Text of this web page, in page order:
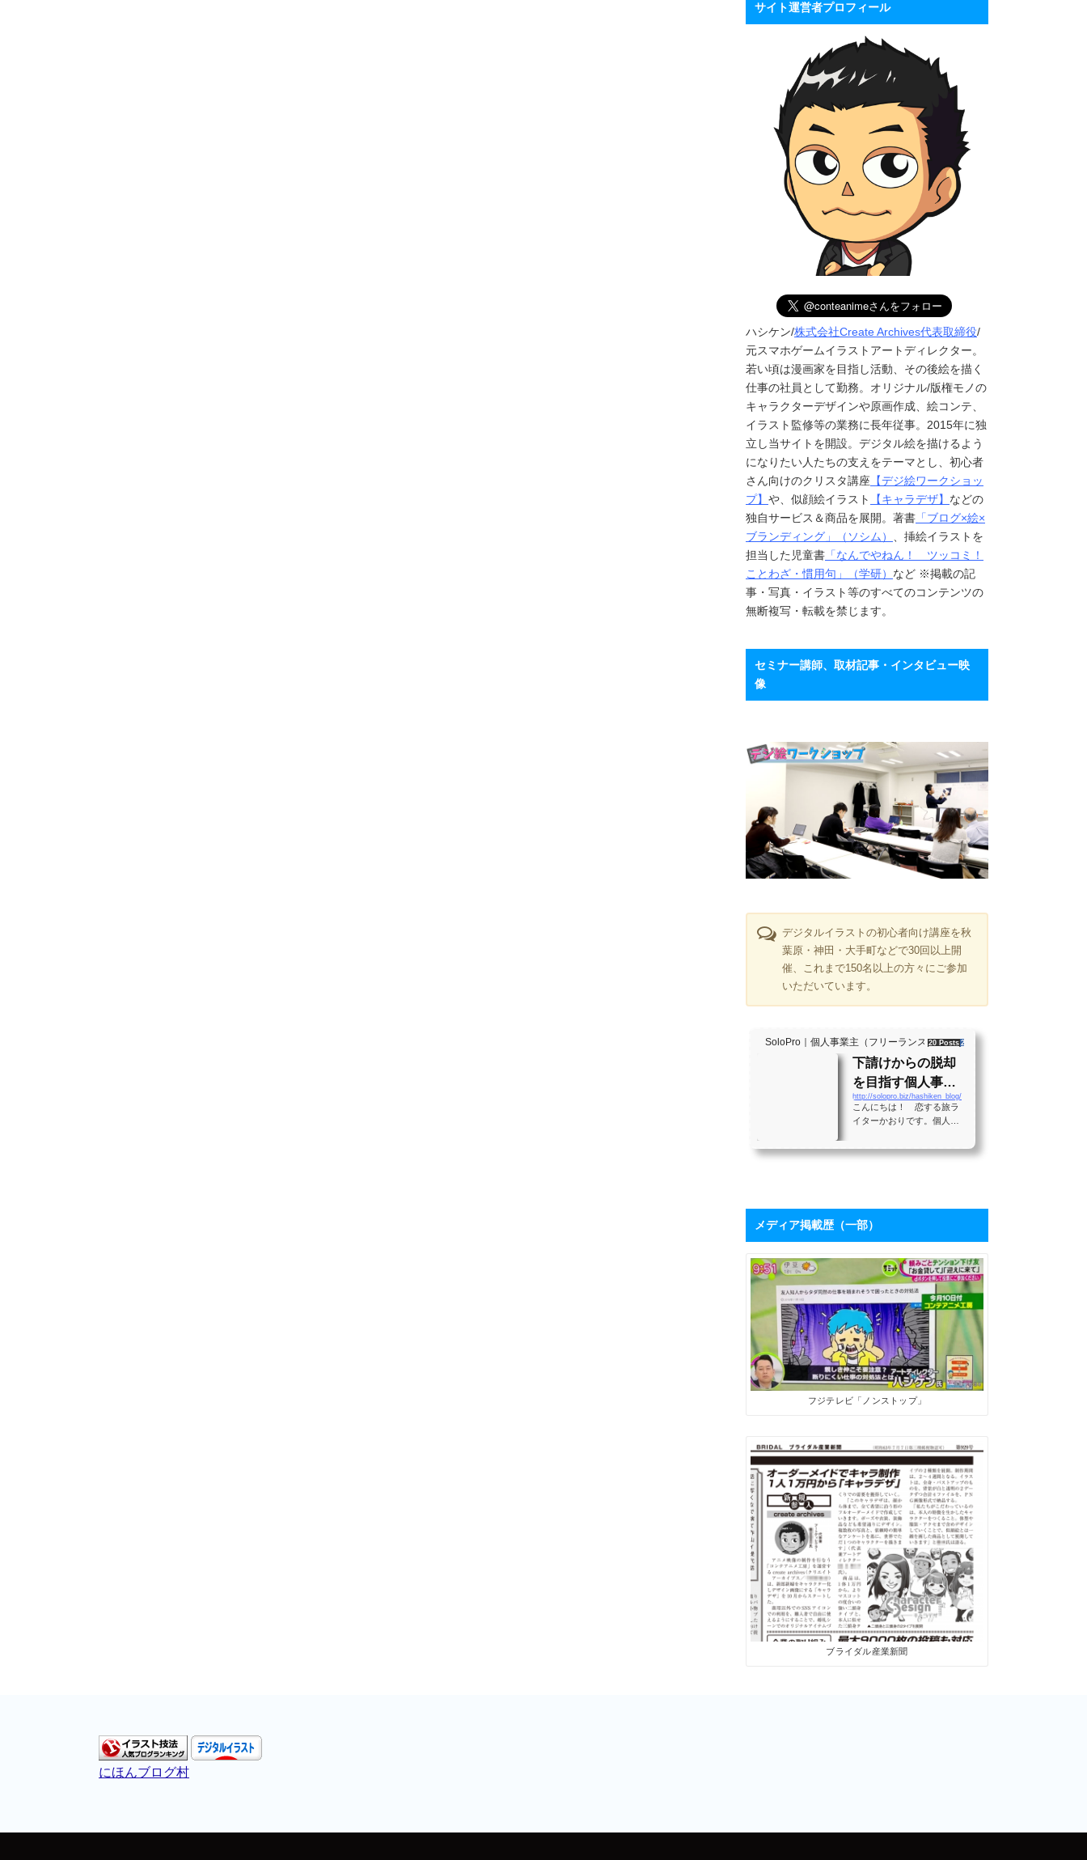
サイト運営者プロフィール
ハシケン/株式会社Create Archives代表取締役/
元スマホゲームイラストアートディレクター。
若い頃は漫画家を目指し活動、その後絵を描く
仕事の社員として勤務。オリジナル/版権モノの
キャラクターデザインや原画作成、絵コンテ、
イラスト監修等の業務に長年従事。2015年に独
立し当サイトを開設。デジタル絵を描けるよう
になりたい人たちの支えをテーマとし、初心者
さん向けのクリスタ講座 【デジ絵ワークショッ
プ】 や、似顔絵イラスト 【キャラデザ】 などの
独自サービス＆商品を展開。著書 「ブログ×絵×
ブランディング」（ソシム）
、挿絵イラストを
担当した児童書 「なんでやねん！ ツッコミ！
ことわざ・慣用句」（学研） など ※掲載の記
事・写真・イラスト等のすべてのコンテンツの
無断複写・転載を禁じます。
セミナー講師、取材記事・インタビュー映
像
デジタルイラストの初心者向け講座を秋
葉原・神田・大手町などで30回以上開
催、これまで150名以上の方々にご参加
いただいています。
SoloPro｜個人事業主（フリーランス）・起業家、"ソロ" で働く人のライ
20 Posts 261 Shares
下請けからの脱却
を目指す個人事業
主のバイブル！？
月間28万PVの実績
んに学ぶ「ブログ
http://solopro.biz/hashiken_blog/
こんにちは！ 恋する旅ラ
イターかおりです。個人事
たちにとって、「下請け仕
るために2017年7月から「フ
リーライターの働き方」を
メインテーマにした個人ブ
ログを開設しました。ソロ
で生きる人たちにとって、
ブログは最高の武器になり
ます。数字が伸びてくれ
ば、商品やサービスを売る
ためのプロモーションツー
ルになるうえに、広告収入
やアフィリエイト報酬も見
込めます。 そこで、月間28
万PVを誇るブロ...
メディア掲載歴（一部）
フジテレビ「ノンストップ」
ブライダル産業新聞
にほんブログ村